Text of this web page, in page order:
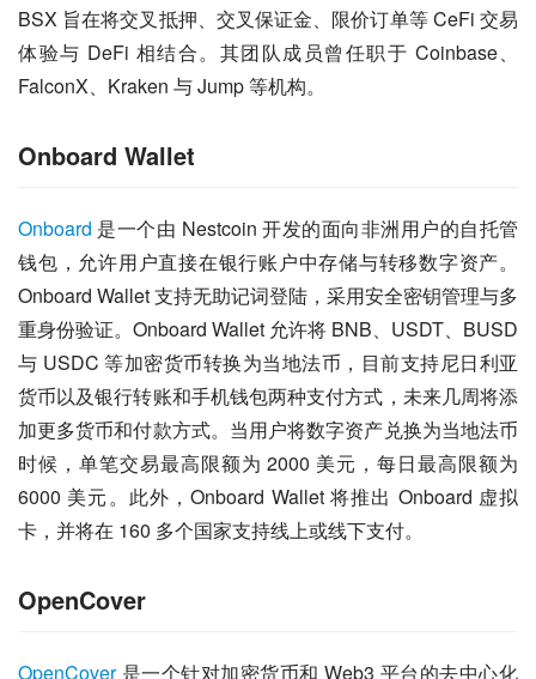
BSX 旨在将交叉抵押、交叉保证金、限价订单等 CeFi 交易
体验与 DeFi 相结合。其团队成员曾任职于 Coinbase、
FalconX、Kraken 与 Jump 等机构。
Onboard Wallet
Onboard 是一个由 Nestcoin 开发的面向非洲用户的自托管
钱包，允许用户直接在银行账户中存储与转移数字资产。
Onboard Wallet 支持无助记词登陆，采用安全密钥管理与多
重身份验证。Onboard Wallet 允许将 BNB、USDT、BUSD
与 USDC 等加密货币转换为当地法币，目前支持尼日利亚
货币以及银行转账和手机钱包两种支付方式，未来几周将添
加更多货币和付款方式。当用户将数字资产兑换为当地法币
时候，单笔交易最高限额为 2000 美元，每日最高限额为
6000 美元。此外，Onboard Wallet 将推出 Onboard 虚拟
卡，并将在 160 多个国家支持线上或线下支付。
OpenCover
OpenCover 是一个针对加密货币和 Web3 平台的去中心化